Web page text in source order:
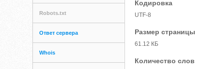
Robots.txt
Ответ сервера
Whois
Кодировка
UTF-8
Размер страницы
61.12 КБ
Количество слов